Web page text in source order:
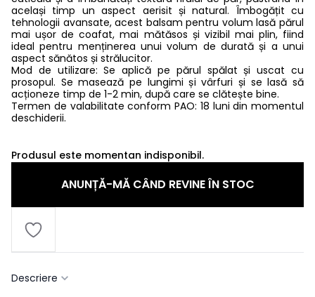
același timp un aspect aerisit și natural. Îmbogățit cu
tehnologii avansate, acest balsam pentru volum lasă părul
mai ușor de coafat, mai mătăsos și vizibil mai plin, fiind
ideal pentru menținerea unui volum de durată și a unui
aspect sănătos și strălucitor.
Mod de utilizare: Se aplică pe părul spălat și uscat cu
prosopul. Se masează pe lungimi și vârfuri și se lasă să
acționeze timp de 1-2 min, după care se clătește bine.
Termen de valabilitate conform PAO: 18 luni din momentul
deschiderii.
Produsul este momentan indisponibil.
ANUNȚĂ-MĂ CÂND REVINE ÎN STOC
Descriere